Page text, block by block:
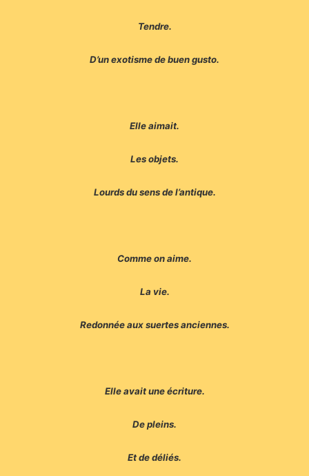
Tendre.
D’un exotisme de buen gusto.
Elle aimait.
Les objets.
Lourds du sens de l’antique.
Comme on aime.
La vie.
Redonnée aux suertes anciennes.
Elle avait une écriture.
De pleins.
Et de déliés.